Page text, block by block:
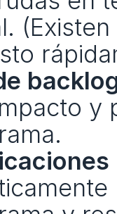
y